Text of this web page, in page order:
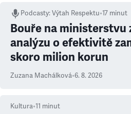
Podcasty:Výtah Respektu•17 minut
Bouře na
analýzu o efektivitě
skoro milion korun
Zuzana Machálková•6. 8. 2026
Kultura•11 minut